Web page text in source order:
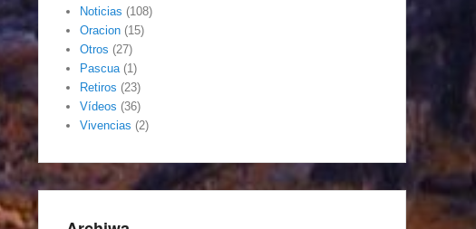
Noticias (108)
Oracion (15)
Otros (27)
Pascua(1)
Retiros (23)
Vídeos (36)
Vivencias (2)